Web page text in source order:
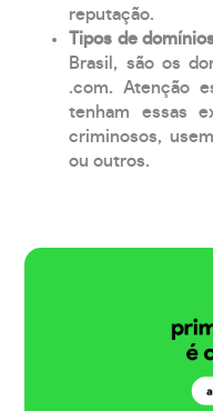
reputação.
Tipos de
Brasil, são os
.com. Atenção
tenham essas
criminosos,
ou outros.